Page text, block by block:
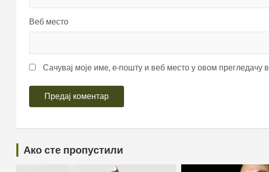
Веб место
Сачувај моје име, е-пошту и веб место у овом прегледачу
Ако сте пропустили